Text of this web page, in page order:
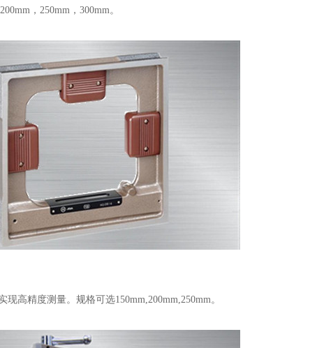
，250mm，300mm。
高精度测量。规格可选150mm,200mm,250mm。